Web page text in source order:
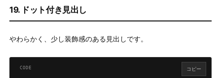
19. ドット付き見出し
やわらかく、少し装飾感のある見出しです。
コピー